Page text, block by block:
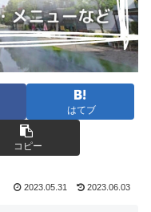
はてブ
コピー
2023.05.31 2023.06.03